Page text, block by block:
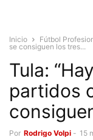
Inicio Fútbol
se consiguen los tres...
Tula:
partidos
Por Rodrigo Volpi - 15